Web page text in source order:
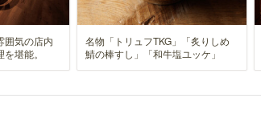
囲気の店内
堪能。
名物「トリュフTKG」「炙りしめ
鯖の棒すし」「和牛塩ユッケ」